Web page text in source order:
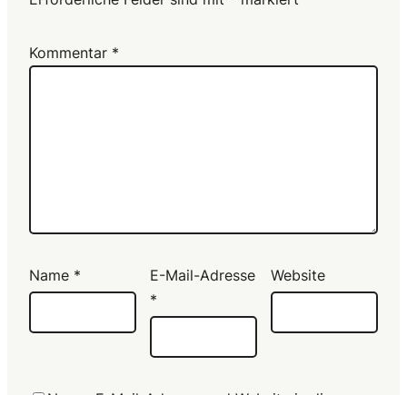
Kommentar *
Name *
E-Mail-Adresse
*
Website